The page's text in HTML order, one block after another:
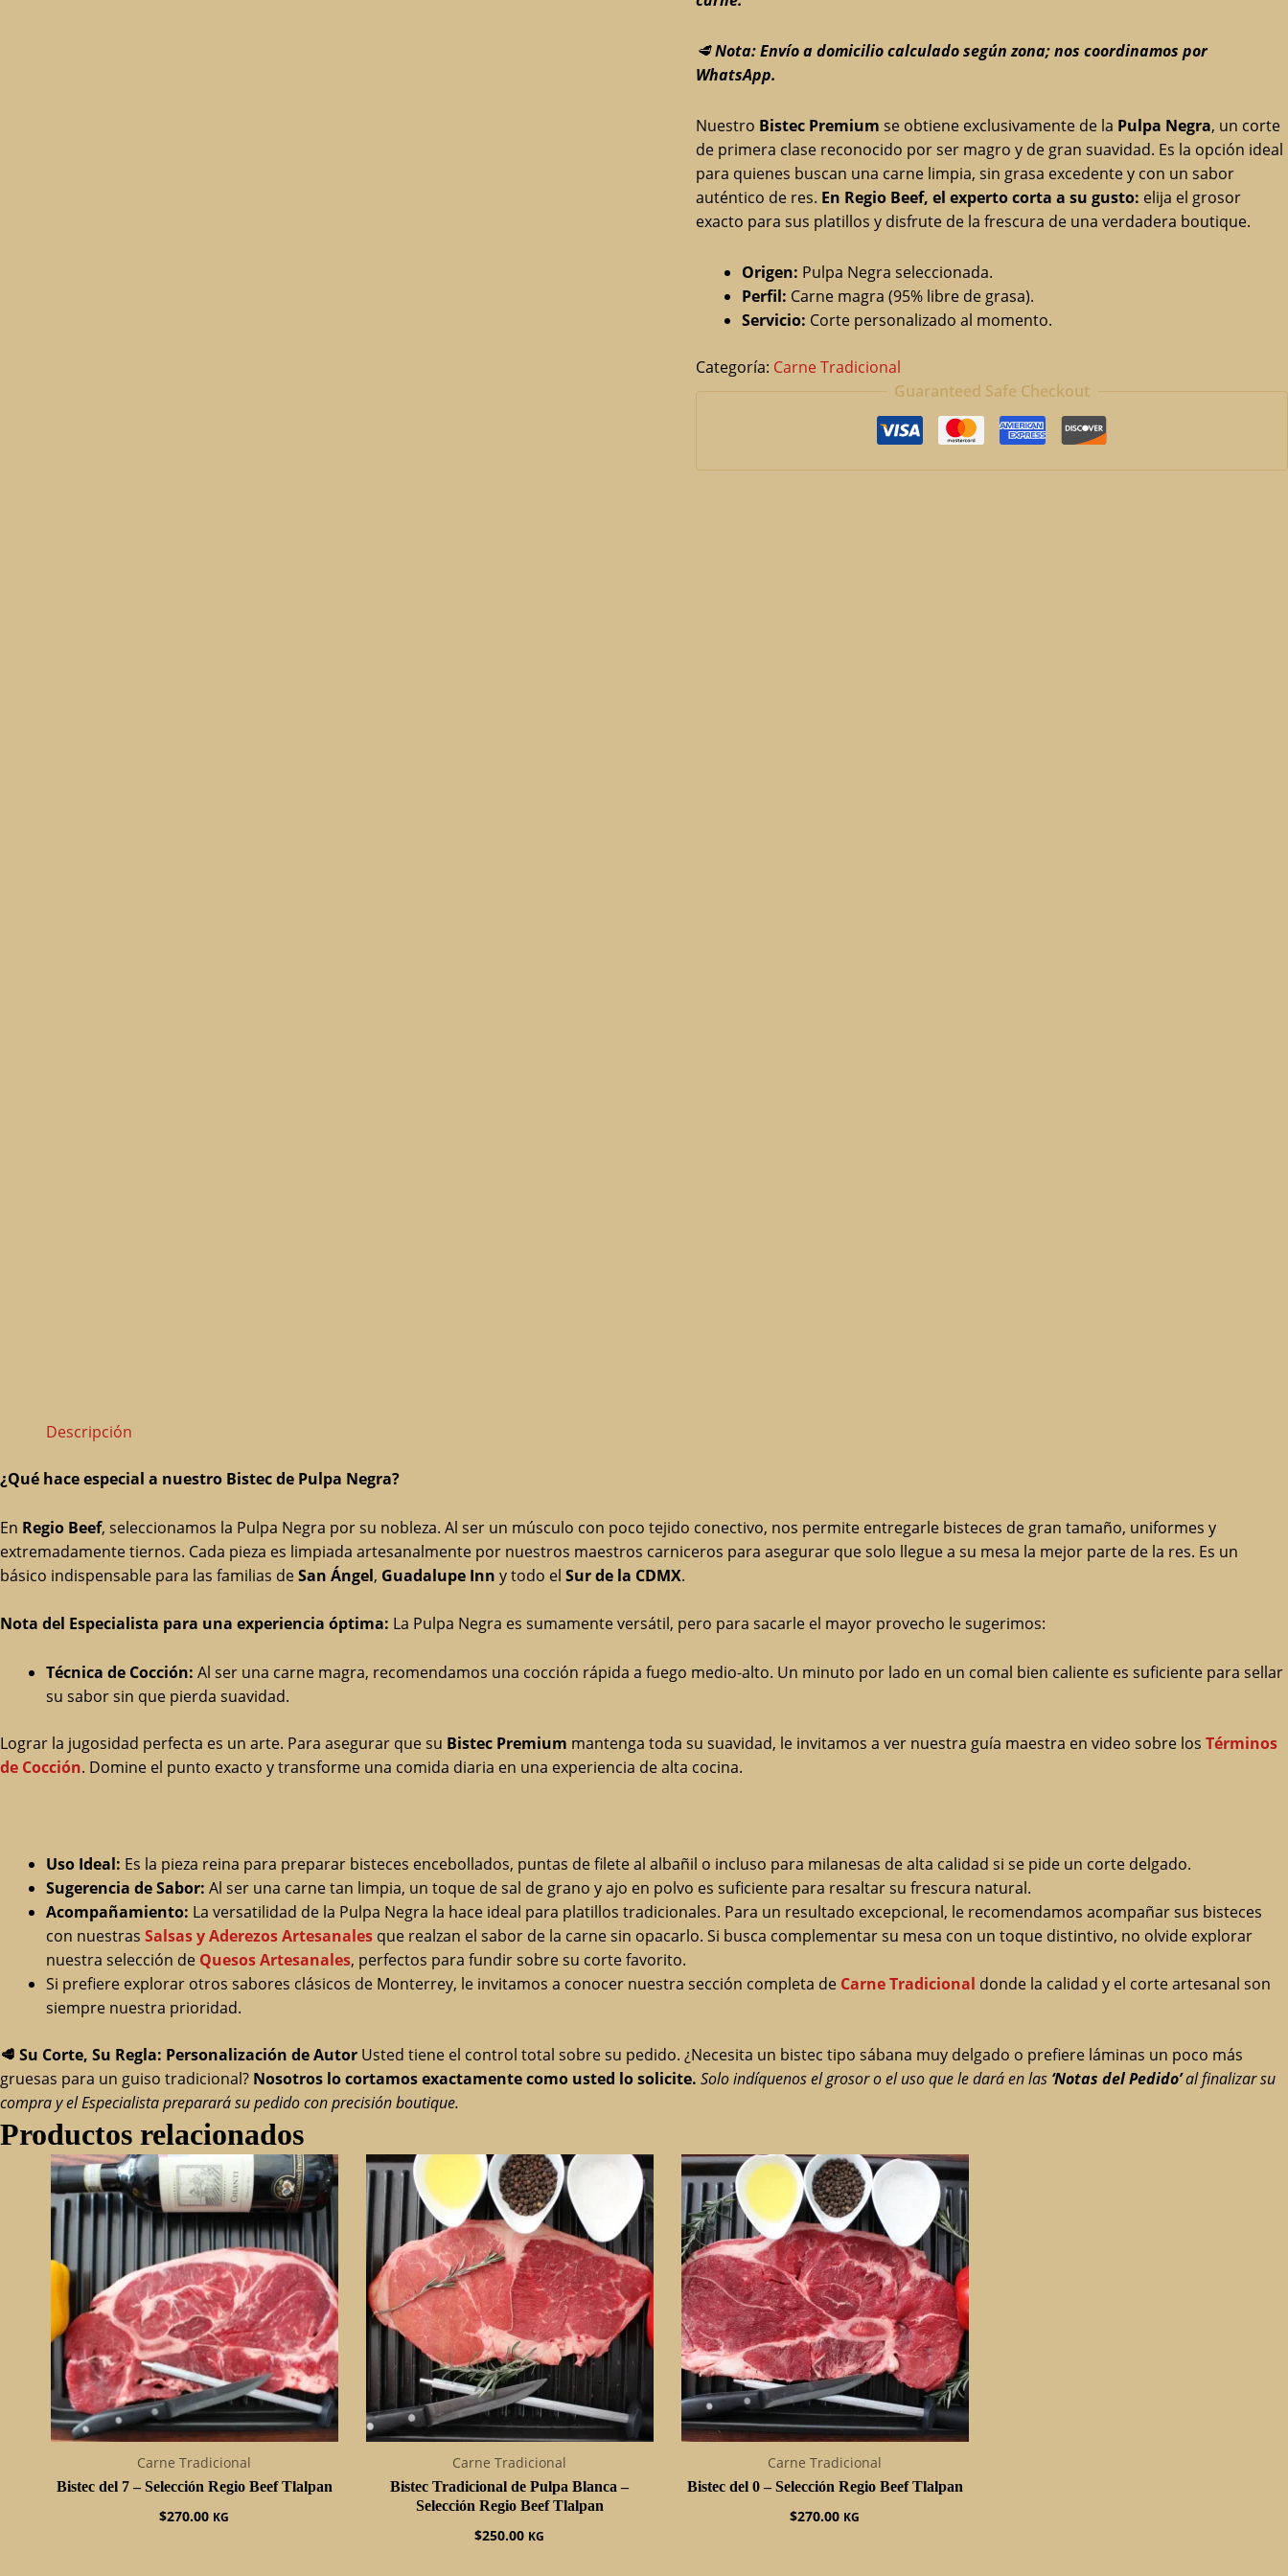
🥩Nota: Envío a domicilio calculado según zona; nos coordinamos por
WhatsApp.
Nuestro Bistec Premium se obtiene exclusivamente de la Pulpa Negra, un corte
de primera clase reconocido por ser magro y de gran suavidad. Es la opción ideal
para quienes buscan una carne limpia, sin grasa excedente y con un sabor
auténtico de res. En Regio Beef, el experto corta a su gusto: elija el grosor
exacto para sus platillos y disfrute de la frescura de una verdadera boutique.
Origen: Pulpa Negra seleccionada.
Perfil: Carne magra (95% libre de grasa).
Servicio: Corte personalizado al momento.
Categoría: Carne Tradicional
Guaranteed Safe Checkout
Descripción
¿Qué hace especial a nuestro Bistec de Pulpa Negra?
En Regio Beef, seleccionamos la Pulpa Negra por su nobleza. Al ser un músculo con poco tejido conectivo, nos permite entregarle bisteces de gran tamaño, uniformes y
extremadamente tiernos. Cada pieza es limpiada artesanalmente por nuestros maestros carniceros para asegurar que solo llegue a su mesa la mejor parte de la res. Es un
básico indispensable para las familias deSan Ángel, Guadalupe Inn y todo el Sur de la CDMX.
Nota del Especialista para una experiencia óptima: La Pulpa Negra es sumamente versátil, pero para sacarle el mayor provecho le sugerimos:
Técnica de Cocción: Al ser una carne magra, recomendamos una cocción rápida a fuego medio-alto. Un minuto por lado en un comal bien caliente es suficiente para sellar
su sabor sin que pierda suavidad.
Lograr la jugosidad perfecta es un arte. Para asegurar que su Bistec Premium mantenga toda su suavidad, le invitamos a ver nuestra guía maestra en video sobre los Términos
de Cocción. Domine el punto exacto y transforme una comida diaria en una experiencia de alta cocina.
Uso Ideal: Es la pieza reina para preparar bisteces encebollados, puntas de filete al albañil o incluso para milanesas de alta calidad si se pide un corte delgado.
Sugerencia de Sabor: Al ser una carne tan limpia, un toque de sal de grano y ajo en polvo es suficiente para resaltar su frescura natural.
Acompañamiento: La versatilidad de la Pulpa Negra la hace ideal para platillos tradicionales. Para un resultado excepcional, le recomendamos acompañar sus bisteces
con nuestras Salsas y Aderezos Artesanales que realzan el sabor de la carne sin opacarlo. Si busca complementar su mesa con un toque distintivo, no olvide explorar
nuestra selección de Quesos Artesanales, perfectos para fundir sobre su corte favorito.
Si prefiere explorar otros sabores clásicos de Monterrey, le invitamos a conocer nuestra sección completa de Carne Tradicional donde la calidad y el corte artesanal son
siempre nuestra prioridad.
🥩 Su Corte, Su Regla: Personalización de Autor Usted tiene el control total sobre su pedido. ¿Necesita un bistec tipo sábana muy delgado o prefiere láminas un poco más
gruesas para un guiso tradicional? Nosotros lo cortamos exactamente como usted lo solicite. Solo indíquenos el grosor o el uso que le dará en las ‘Notas del Pedido’al finalizar su
compra y el Especialista preparará su pedido con precisión boutique.
Productos relacionados
Carne Tradicional
Bistec del 7 – Selección Regio Beef Tlalpan
$270.00 KG
Carne Tradicional
Bistec Tradicional de Pulpa Blanca –
Selección Regio Beef Tlalpan
$250.00 KG
Carne Tradicional
Bistec del 0 – Selección Regio Beef Tlalpan
$270.00 KG